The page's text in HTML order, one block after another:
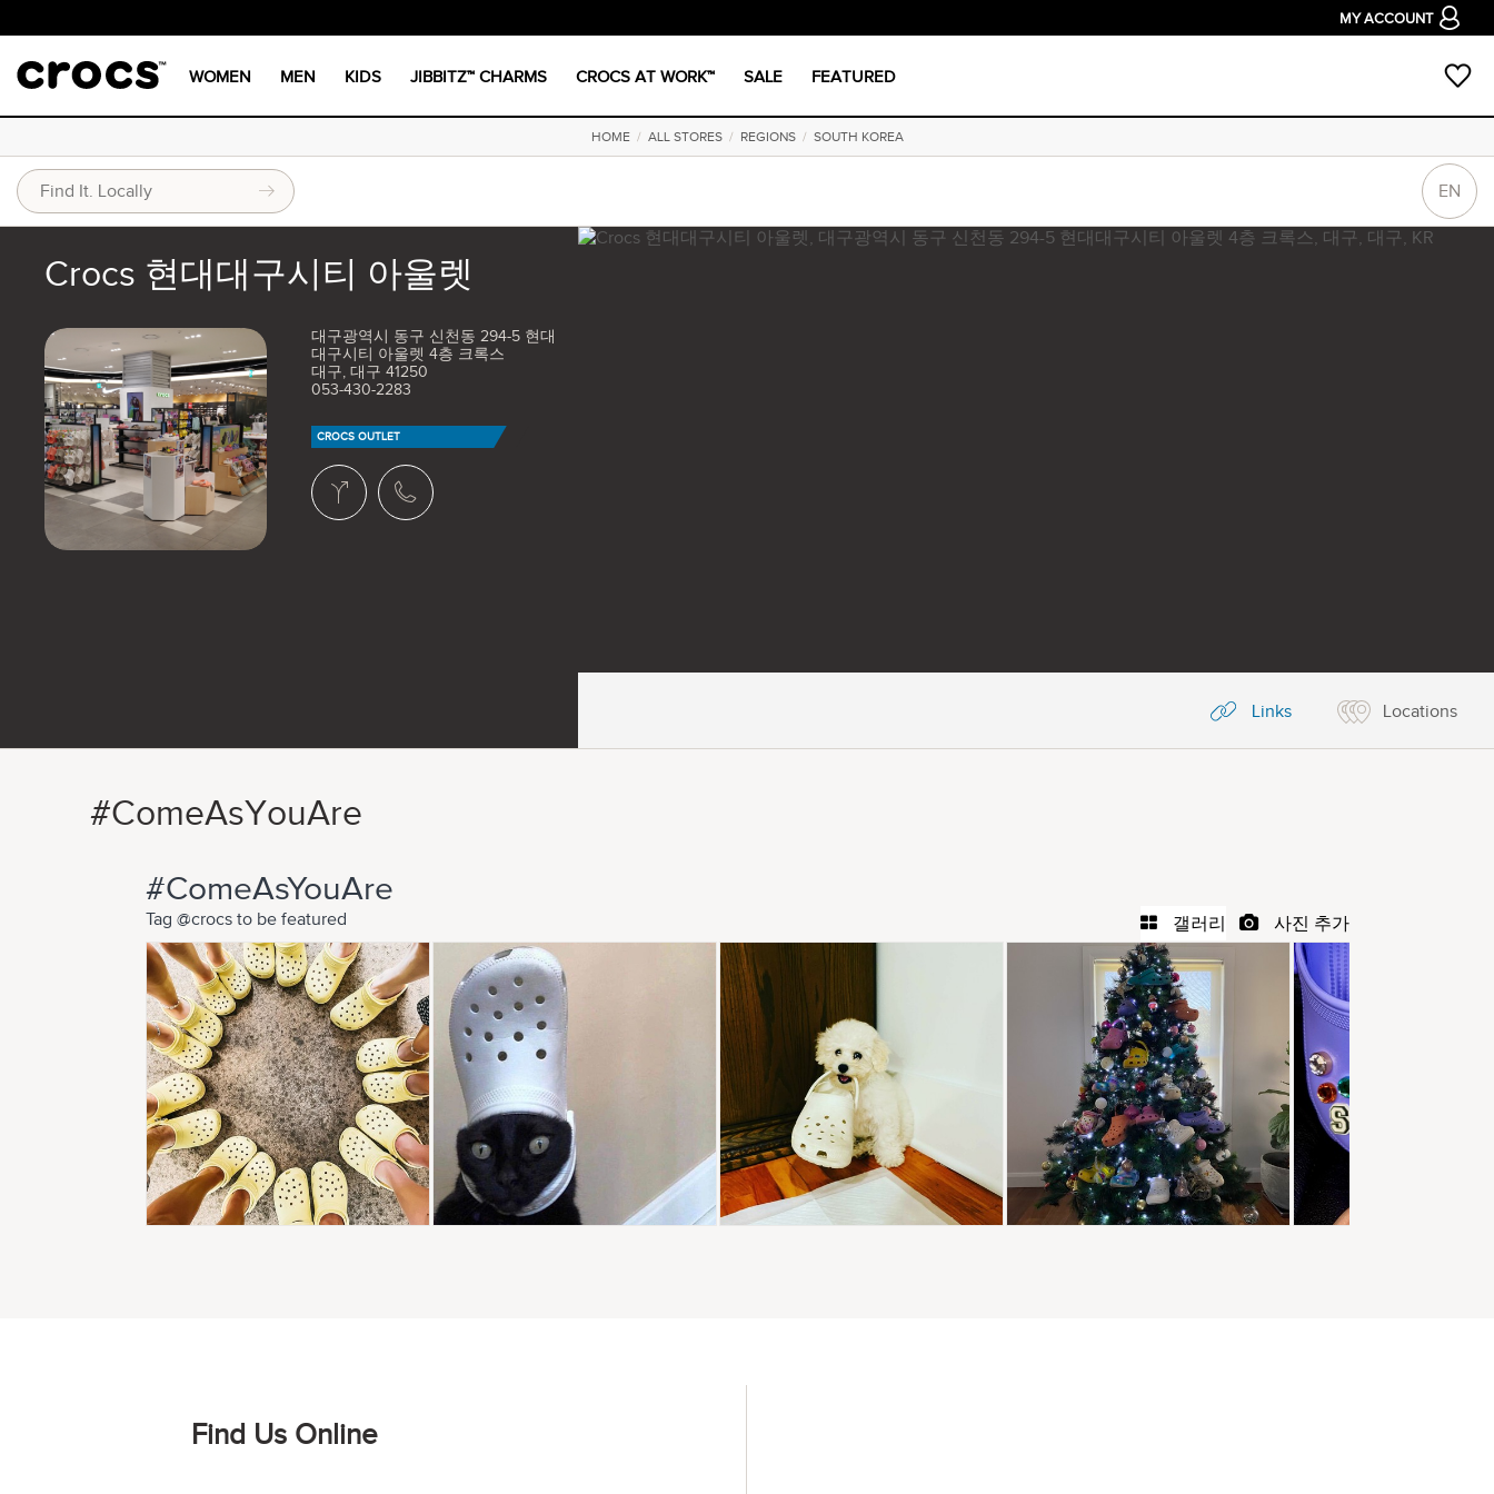
MY ACCOUNT
WOMEN MEN KIDS JIBBITZ™ CHARMS CROCS AT WORK™ SALE FEATURED
HOME/ ALL STORES/ REGIONS/ SOUTH KOREA
EN
Crocs 현대대구시티 아울렛
대구광역시 동구 신천동 294-5 현대
대구시티 아울렛 4층 크록스
대구, 대구 41250
053-430-2283
CROCS OUTLET
Links Locations
#ComeAsYouAre
Find Us Online